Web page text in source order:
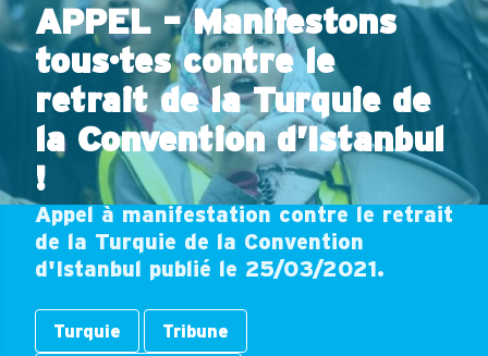
APPEL – Manifestons
tous·tes contre le
retrait de la Turquie de
la Convention d’Istanbul
!
Appel à manifestation contre le retrait
de la Turquie de la Convention
d'Istanbul publié le 25/03/2021.
Turquie Tribune